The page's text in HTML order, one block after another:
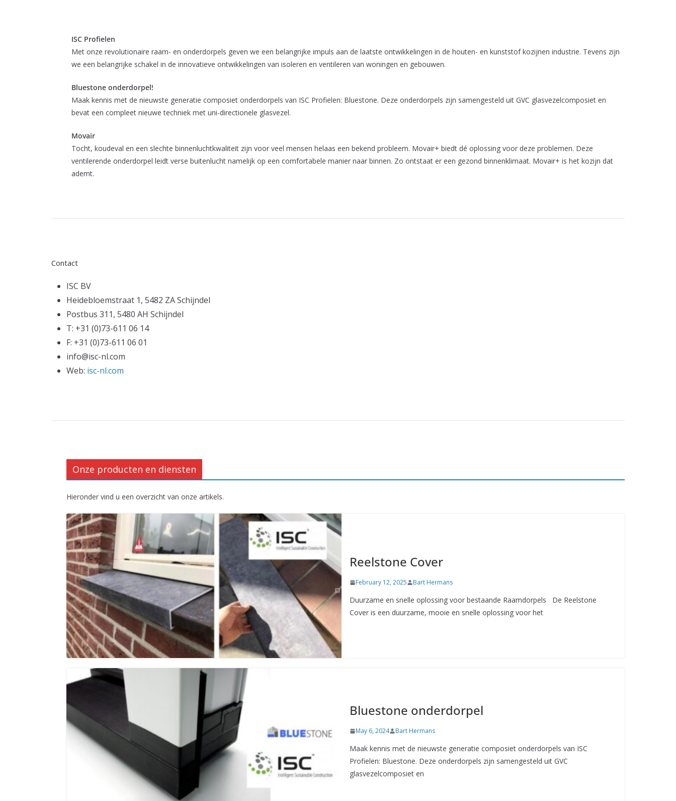
ISC Profielen
Met onze revolutionaire raam- en onderdorpels geven we een belangrijke impuls aan de laatste ontwikkelingen in de houten- en kunststof kozijnen industrie. Tevens zijn
we een belangrijke schakel in de innovatieve ontwikkelingen van isoleren en ventileren van woningen en gebouwen.
Bluestone onderdorpel!
Maak kennis met de nieuwste generatie composiet onderdorpels van ISC Profielen: Bluestone. Deze onderdorpels zijn samengesteld uit GVC glasvezelcomposiet en
bevat een compleet nieuwe techniek met uni-directionele glasvezel.
Movair
Tocht, koudeval en een slechte binnenluchtkwaliteit zijn voor veel mensen helaas een bekend probleem. Movair+ biedt dé oplossing voor deze problemen. Deze
ventilerende onderdorpel leidt verse buitenlucht namelijk op een comfortabele manier naar binnen. Zo ontstaat er een gezond binnenklimaat. Movair+ is het kozijn dat
ademt.
Contact
ISC BV
Heidebloemstraat 1, 5482 ZA Schijndel
Postbus 311, 5480 AH Schijndel
T: +31 (0)73-611 06 14
F: +31 (0)73-611 06 01
info@isc-nl.com
Web: isc-nl.com
Onze producten en diensten
Hieronder vind u een overzicht van onze artikels.
Reelstone Cover
February 12, 2025 Bart Hermans
Duurzame en snelle oplossing voor bestaande Raamdorpels De Reelstone
Cover is een duurzame, mooie en snelle oplossing voor het
Bluestone onderdorpel
May 6, 2024 Bart Hermans
Maak kennis met de nieuwste generatie composiet onderdorpels van ISC
Profielen: Bluestone. Deze onderdorpels zijn samengesteld uit GVC
glasvezelcomposiet en